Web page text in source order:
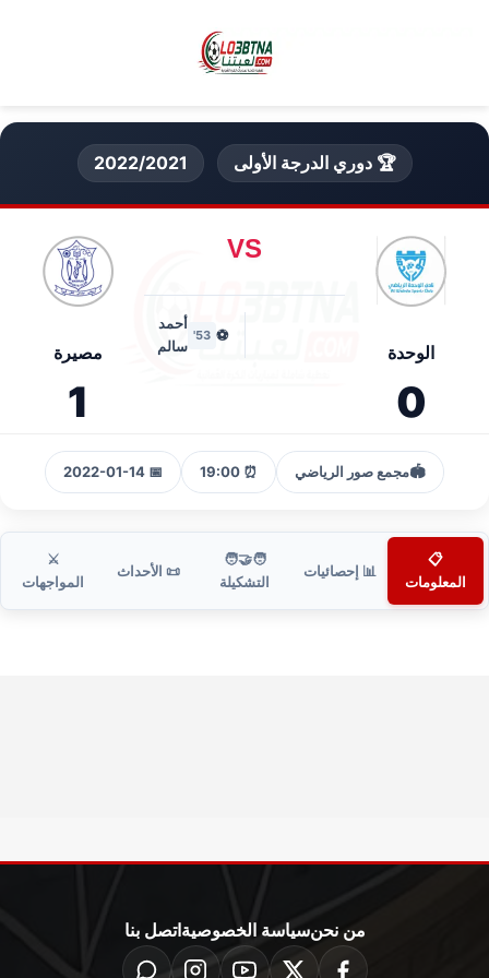
🏆 دوري الدرجة الأولى 2022/2021
الوحدة
0
VS
⚽
53'
أحمد
سالم
مصيرة
1
🏟️مجمع صور الرياضي ⏰ 19:00
📅 2022-01-14
📋
المعلومات
📊 إحصائيات
🧑‍🤝‍🧑
التشكيلة
📜 الأحداث
⚔️
المواجهات
من نحنسياسة الخصوصية اتصل بنا